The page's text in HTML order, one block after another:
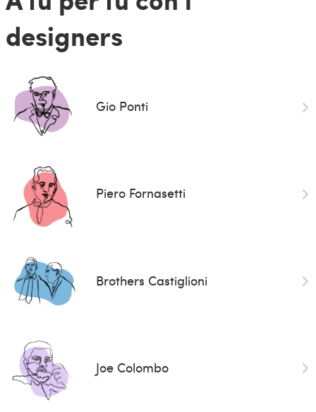
designers
Gio Ponti
Piero Fornasetti
Brothers Castiglioni
Joe Colombo